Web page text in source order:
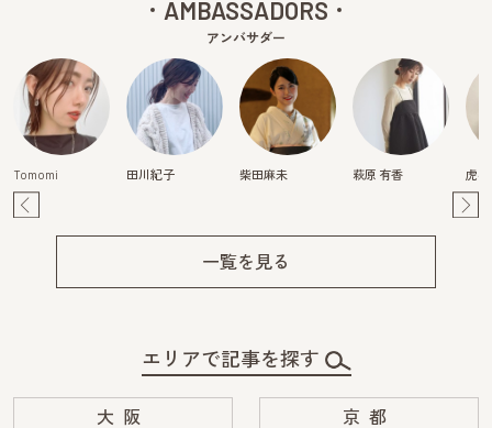
AMBASSADORS
アンバサダー
Tomomi 田川紀子 柴田麻未 萩原 有香 虎谷
一覧を見る
エリアで記事を探す
大阪 京都